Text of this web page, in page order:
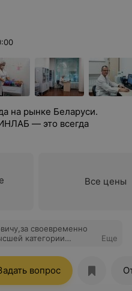
на рынке Беларуси.
— это всегда
Все цены
своевременно
категории
Еще
вопрос